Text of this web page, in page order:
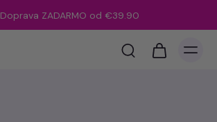
Doprava ZADARMO od €39.90